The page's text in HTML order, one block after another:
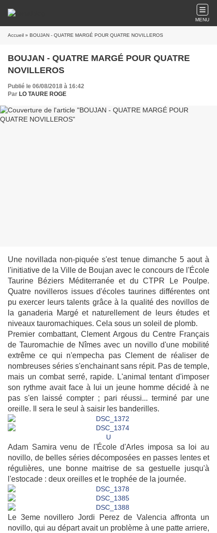
MENU
Accueil » BOUJAN - QUATRE MARGÉ POUR QUATRE NOVILLEROS
BOUJAN - QUATRE MARGÉ POUR QUATRE
NOVILLEROS
Publié le 06/08/2018 à 16:42
Par LO TAURE ROGE
Une novillada non-piquée s'est tenue dimanche 5 aout à
l'initiative de la Ville de Boujan avec le concours de l'École
Taurine Béziers Méditerranée et du CTPR Le Poulpe.
Quatre novilleros issues d'écoles taurines différentes ont
pu exercer leurs talents grâce à la qualité des novillos de
la ganaderia Margé et naturellement de leurs études et
niveaux tauromachiques. Cela sous un soleil de plomb.
Premier combattant,Clement Argous du Centre Français
de Tauromachie de Nîmes avec un novillo d'une mobilité
extrême ce qui n'empecha pas Clement de réaliser de
nombreuses séries s'enchainant sans répit. Pas de temple,
mais un combat serré, rapide. L'animal tentant d'imposer
son rythme avait face à lui un jeune homme décidé à ne
pas s'en laissé compter ; pari réussi... terminé par une
oreille. Il sera le seul à saisir les banderilles.
U
Adam Samira venu de l'École d'Arles imposa sa loi au
novillo, de belles séries décomposées en passes lentes et
régulières, une bonne maitrise de sa gestuelle jusqu'à
l'estocade : deux oreilles et le trophée de la journée.
Le 3eme novillero Jordi Perez de Valencia affronta un
novillo, qui au départ avait un problème à une patte arriere,